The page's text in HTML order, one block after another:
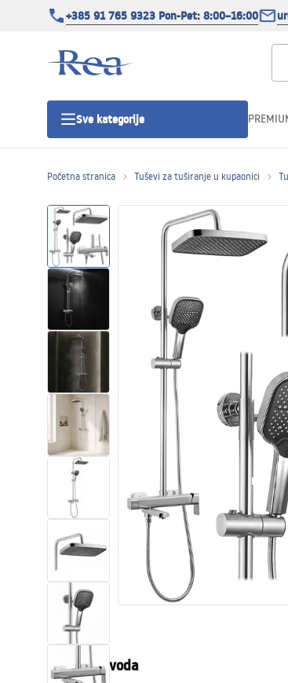
+385 91 765 9323 Pon-Pet: 8:00–16:00
Sve kategorije
Tuš vrata
Tuš Kanalice
Umivaonici
Kade i paravani
Miješalice, pipe, slavine
Tuševi
Kuhinja
Početna stranica Tuševi za tuširanje u kupaonici
Opis proizvoda